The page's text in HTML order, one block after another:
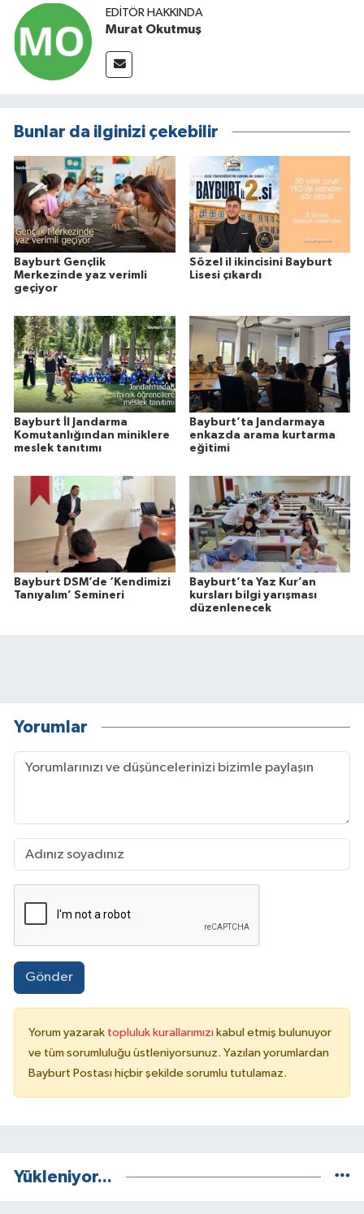
EDITÖR HAKKINDA
Murat Okutmuş
Bunlar da ilginizi çekebilir
Bayburt Gençlik
Merkezinde yaz verimli
geçiyor
Sözel il ikincisini Bayburt
Lisesi çıkardı
Bayburt İl Jandarma
Komutanlığından miniklere
meslek tanıtımı
Bayburt’ta Jandarmaya
enkazda arama kurtarma
eğitimi
Bayburt DSM’de ‘Kendimizi
Tanıyalım’ Semineri
Bayburt’ta Yaz Kur’an
kursları bilgi yarışması
düzenlenecek
Yorumlar
Gönder
Yorum yazarak topluluk kurallarımızı kabul etmiş bulunuyor
ve tüm sorumluluğu üstleniyorsunuz. Yazılan yorumlardan
Bayburt Postası hiçbir şekilde sorumlu tutulamaz.
Yükleniyor...